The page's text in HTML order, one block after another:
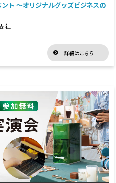
ト ～オリジナルグッズビジネスの
社
詳細はこちら